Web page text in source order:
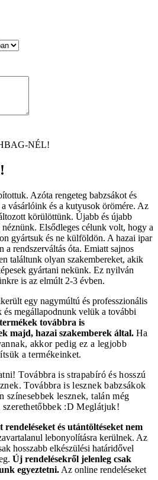
NÉL!
Azóta rengeteg babzsákot és
vásárlóink és a kutyusok örömére. Az
körülöttünk. Újabb és újabb
Elsődleges célunk volt, hogy a
gyártsuk és ne külföldön. A hazai ipar
a rendszerváltás óta. Emiatt sajnos
találtunk olyan szakembereket, akik
gyártani nekünk. Ez nyilván
is az elmúlt 2-3 évben.
egy nagymúltú és professzionális
és megállapodnunk velük a további
továbbra is
majd, hazai szakemberek által. Ha
akkor pedig ez a legjobb
a termékeinket.
Továbbra is strapabíró és hosszú
Továbbra is lesznek babzsákok
színesebbek lesznek, talán még
:D Meglátjuk!
és utántöltéseket nem
lebonyolításra kerülnek. Az
hosszabb elkészülési határidővel
Új rendelésekről jelenleg csak
egyeztetni. Az online rendeléseket